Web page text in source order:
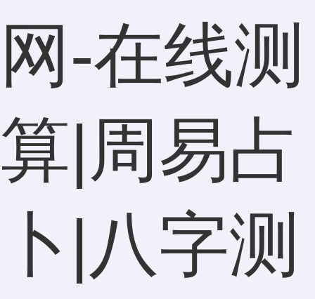
网-在线测
算|周易占
卜|八字测